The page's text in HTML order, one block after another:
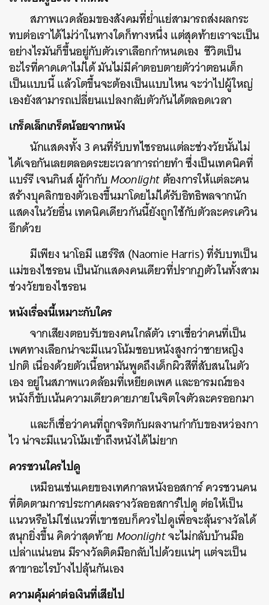
สภาพแวดล้อมของสังคมที่ย่ำแย่สามารถส่งผลกระ
ทบต่อเราได้ไม่ว่าในทางใดก็ทางหนึ่ง แต่สุดท้ายเราจะเป็น
อย่างไรมันก็ขึ้นอยู่กับตัวเราเลือกกำหนดเอง ชีวิตเป็น
อะไรที่คาดเดาไม่ได้ มันไม่มีคำตอบตายตัวว่าตอนเด็ก
เป็นแบบนี้ แล้วโตขึ้นจะต้องเป็นแบบไหน จะว่าไปผู้ใหญ่
เองยังสามารถเปลี่ยนแปลงกลับตัวกันได้ตลอดเวลา
เกร็ดเล็กเกร็ดน้อยจากหนัง
นักแสดงทั้ง 3 คนที่รับบทไชรอนแต่ละช่วงวัยนั้นไม่
ได้เจอกันเลยตลอดระยะเวลาการถ่ายทำ ซึ่งเป็นเทคนิคที่
แบร์รี เจนกินส์ ผู้กำกับMoonlightต้องการให้แต่ละคน
สร้างบุคลิกของตัวเองขึ้นมาโดยไม่ได้รับอิทธิพลจากนัก
แสดงในวัยอื่น เทคนิคเดียวกันนี้ยังถูกใช้กับตัวละครเควิน
อีกด้วย
มีเพียง นาโอมี แฮร์ริส (Naomie Harris) ที่รับบทเป็น
แม่ของไชรอน เป็นนักแสดงคนเดียวที่ปรากฏตัวในทั้งสาม
ช่วงวัยของไชรอน
หนังเรื่องนี้เหมาะกับใคร
จากเสียงตอบรับของคนใกล้ตัว เราเชื่อว่าคนที่เป็น
เพศทางเลือกน่าจะมีแนวโน้มชอบหนังสูงกว่าชายหญิง
ปกติ เนื่องด้วยตัวเนื้อหามันพูดถึงเด็กผิวสีที่สับสนในตัว
เอง อยู่ในสภาพแวดล้อมที่เหยียดเพศ และอารมณ์ของ
หนังก็ขับเน้นความเดียวดายภายในจิตใจตัวละครออกมา
และก็เชื่อว่าคนที่ถูกจริตกับผลงานกำกับของหว่องกา
ไว น่าจะมีแนวโน้มเข้าถึงหนังได้ไม่ยาก
ควรชวนใครไปดู
เหมือนเช่นเคยของเทศกาลหนังออสการ์ ควรชวนคน
ที่ติดตามการประกาศผลรางวัลออสการ์ไปดู ต่อให้เป็น
แนวหรือไม่ใช่แนวที่เขาชอบก็ควรไปดูเพื่อจะลุ้นรางวัลได้
สนุกยิ่งขึ้น คิดว่าสุดท้ายMoonlightจะไม่กลับบ้านมือ
เปล่าแน่นอน มีรางวัลติดมือกลับไปด้วยแน่ๆ แต่จะเป็น
สาขาอะไรบ้างไปลุ้นกันเอง
ความคุ้มค่าต่อเงินที่เสียไป
SHARE TWEET LINE EMAIL